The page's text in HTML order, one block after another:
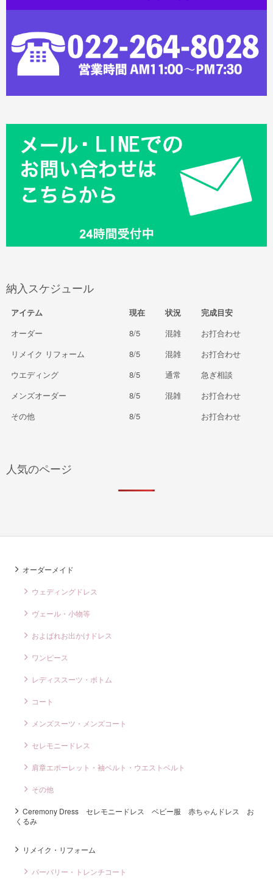
納入スケジュール
アイテム 現在 状況
完成目安
オーダー
8/5 混雑
お打合わせ
リメイク リフォーム
8/5 混雑
お打合わせ
ウエディング
8/5 通常
急ぎ相談
メンズオーダー
8/5 混雑
お打合わせ
その他
8/5 お打合わせ
人気のページ
オーダーメイド
ウェディングドレス
ヴェール・小物等
およばれお出かけドレス
ワンピース
レディススーツ・ボトム
コート
メンズスーツ・メンズコート
セレモニードレス
肩章エポーレット・袖ベルト・ウエストベルト
その他
Ceremony Dress セレモニードレス ベビー服 赤ちゃんドレス お
くるみ
リメイク・リフォーム
バーバリー・トレンチコート